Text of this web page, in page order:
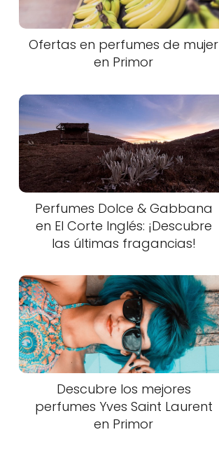
Ofertas en perfumes de mujer
en Primor
Perfumes Dolce & Gabbana
en El Corte Inglés: ¡Descubre
las últimas fragancias!
Descubre los mejores
perfumes Yves Saint Laurent
en Primor